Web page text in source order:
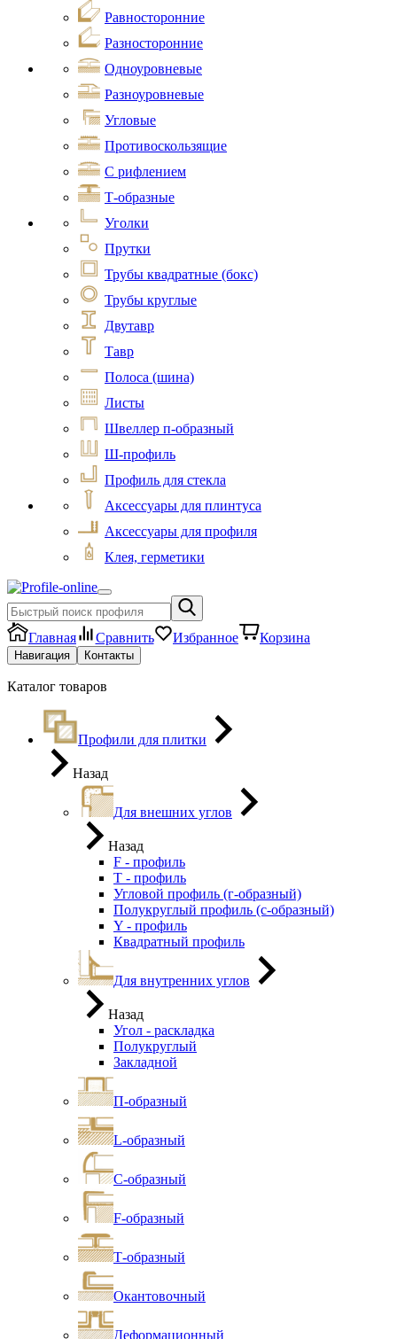
Равносторонние
Разносторонние
Одноуровневые
Разноуровневые
Угловые
Противоскользящие
С рифлением
Т-образные
Уголки
Прутки
Трубы квадратные (бокс)
Трубы круглые
Двутавр
Тавр
Полоса (шина)
Листы
Швеллер п-образный
Ш-профиль
Профиль для стекла
Аксессуары для плинтуса
Аксессуары для профиля
Клея, герметики
Главная Сравнить Избранное Корзина
Навигация Контакты
Каталог товаров
Профили для плитки
Назад
Для внешних углов
Назад
F - профиль
Т - профиль
Угловой профиль (г-образный)
Полукруглый профиль (с-образный)
Y - профиль
Квадратный профиль
Для внутренних углов
Назад
Угол - раскладка
Полукруглый
Закладной
П-образный
L-образный
С-образный
F-образный
Т-образный
Окантовочный
Деформационный